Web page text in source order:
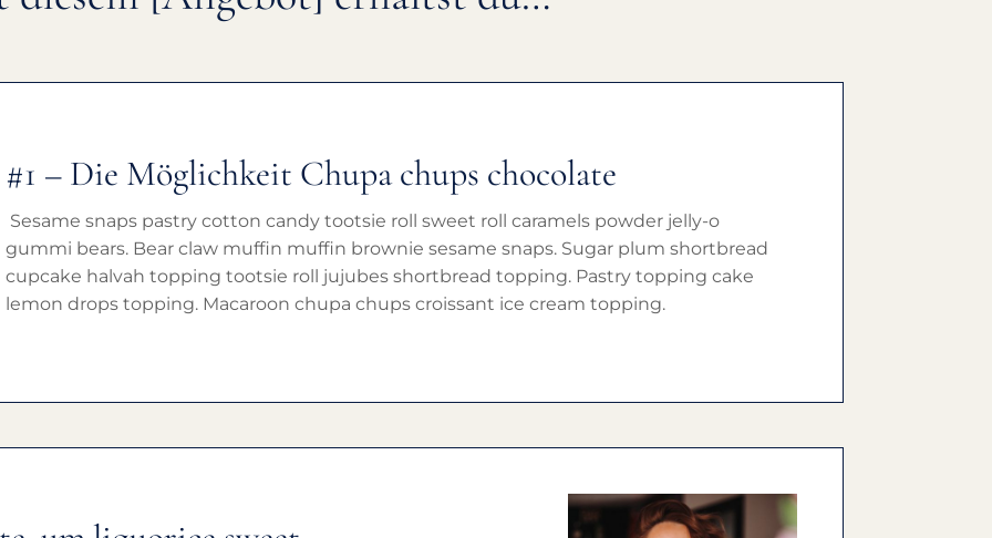
#1 – Die Möglichkeit Chupa chups chocolate
Sesame snaps pastry cotton candy tootsie roll sweet roll caramels powder jelly-o
gummi bears. Bear claw muffin muffin brownie sesame snaps. Sugar plum shortbread
cupcake halvah topping tootsie roll jujubes shortbread topping. Pastry topping cake
lemon drops topping. Macaroon chupa chups croissant ice cream topping.